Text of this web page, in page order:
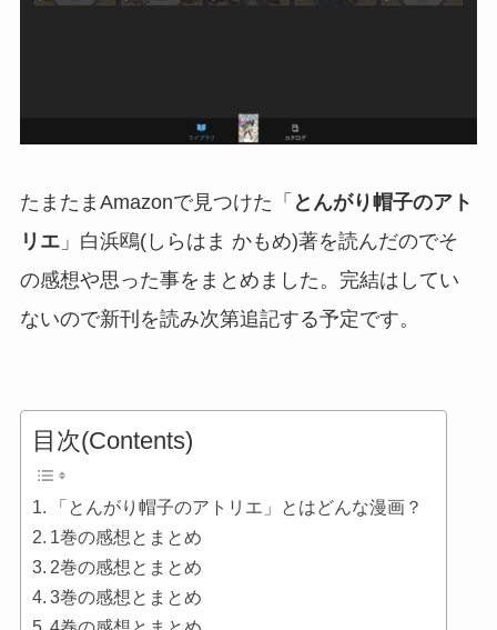
たまたまAmazonで見つけた「 とんがり帽子のアト
リエ」白浜鴎(しらはま かもめ)著を読んだのでそ
の感想や思った事をまとめました。完結はしてい
ないので新刊を読み次第追記する予定です。
目次(Contents)
「とんがり帽子のアトリエ」とはどんな漫画？
1巻の感想とまとめ
2巻の感想とまとめ
3巻の感想とまとめ